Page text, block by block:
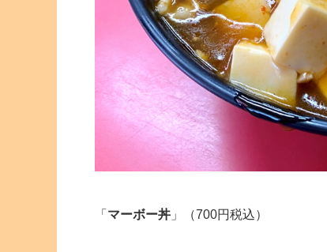
「 マーボー丼 」（700円税込）